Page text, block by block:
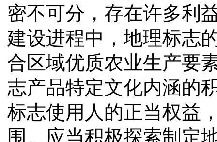
密不可分，存在许多利
建设进程中，地理标志
合区域优质农业生产要
志产品特定文化内涵的
标志使用人的正当权益
围。应当积极探索制定